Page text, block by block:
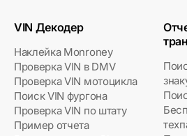
VIN Декодер
Наклейка Monroney
Проверка VIN в DMV
Проверка VIN мотоцикла
Поиск VIN фургона
Проверка VIN по штату
Пример отчета